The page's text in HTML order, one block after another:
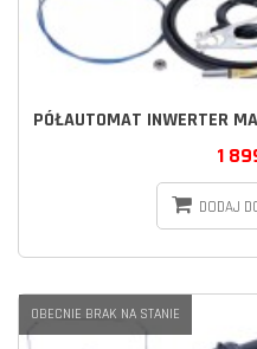
PÓŁAUTOMAT INWERTER
1
DODAJ
OBECNIE BRAK NA STANIE